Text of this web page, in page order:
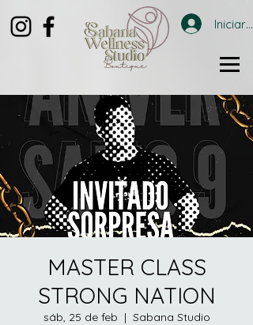
Iniciar
MASTER CLASS
STRONG NATION
sáb, 25 de feb
  |
Sabana Studio